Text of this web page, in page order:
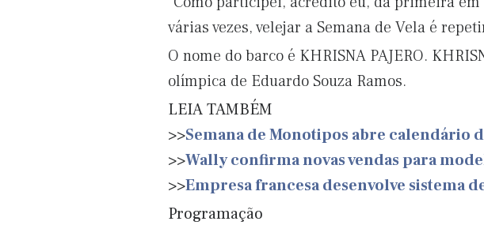
várias vezes, velejar a Semana de Vela é
O nome do barco é KHRISNA PAJERO.
olímpica de Eduardo Souza Ramos.
LEIA TAMBÉM
>>Semana de Monotipos abre calendário
>>Wally confirma novas vendas para
>>Empresa francesa desenvolve sistema
Programação